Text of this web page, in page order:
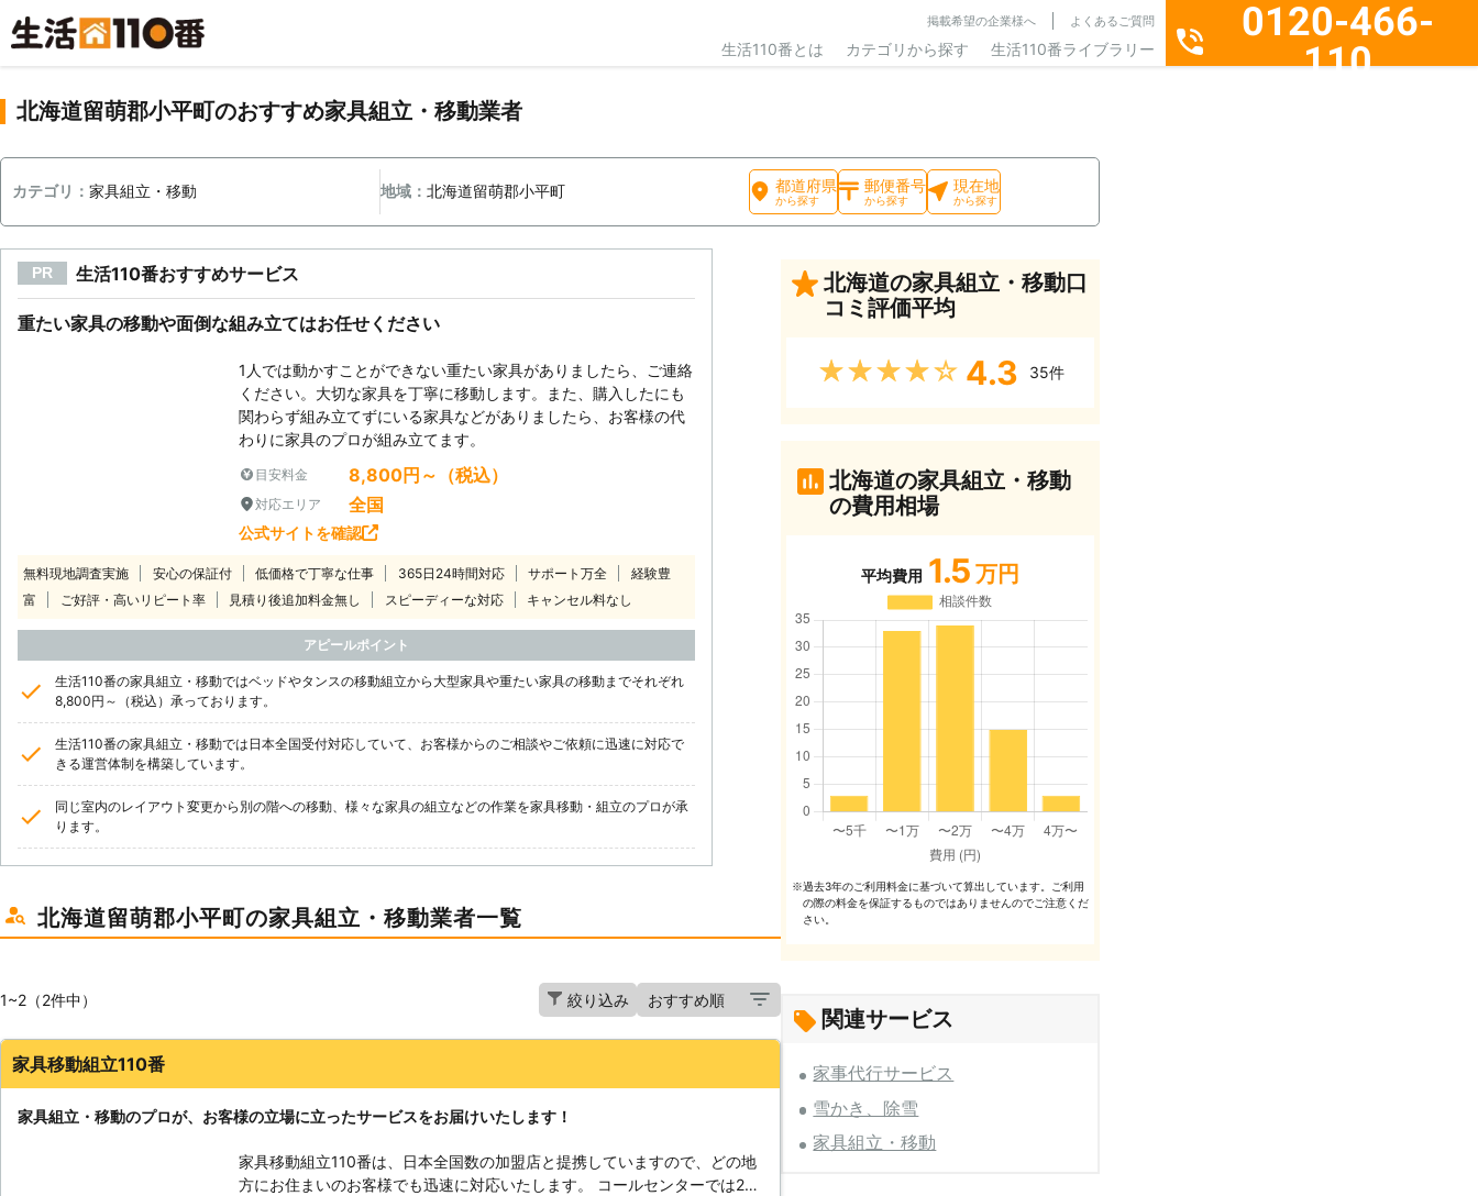
掲載希望の企業様へ よくあるご質問
生活110番とは カテゴリから探す 生活110番ライブラリー
0120-466-
110
北海道留萌郡小平町のおすすめ家具組立・移動業者
カテゴリ： 家具組立・移動 地域：北海道留萌郡小平町 都道府県
から探す
郵便番号
から探す
現在地
から探す
PR 生活110番おすすめサービス
重たい家具の移動や面倒な組み立てはお任せください
1人では動かすことができない重たい家具がありましたら、ご連絡
ください。大切な家具を丁寧に移動します。また、購入したにも
関わらず組み立てずにいる家具などがありましたら、お客様の代
わりに家具のプロが組み立てます。
目安料金 8,800円～（税込）
対応エリア 全国
公式サイトを確認
無料現地調査実施 安心の保証付 低価格で丁寧な仕事 365日24時間対応 サポート万全
経験豊
富
ご好評・高いリピート率 見積り後追加料金無し スピーディーな対応 キャンセル料なし
アピールポイント
生活110番の家具組立・移動ではベッドやタンスの移動組立から大型家具や重たい家具の移動までそれぞれ
8,800円～（税込）承っております。
生活110番の家具組立・移動では日本全国受付対応していて、お客様からのご相談やご依頼に迅速に対応で
きる運営体制を構築しています。
同じ室内のレイアウト変更から別の階への移動、様々な家具の組立などの作業を家具移動・組立のプロが承
ります。
北海道留萌郡小平町の家具組立・移動業者一覧
1~2（2件中） 絞り込み
家具移動組立110番
家具組立・移動のプロが、お客様の立場に立ったサービスをお届けいたします！
家具移動組立110番は、日本全国数の加盟店と提携していますので、どの地
方にお住まいのお客様でも迅速に対応いたします。 コールセンターでは24
北海道の家具組立・移動口
コミ評価平均
★★★★★ 4.3 35件
北海道の家具組立・移動
の費用相場
平均費用 1.5 万円
※過去3年のご利⽤料⾦に基づいて算出しています。ご利⽤
の際の料⾦を保証するものではありませんのでご注意くだ
さい。
関連サービス
家事代行サービス
雪かき、除雪
家具組立・移動